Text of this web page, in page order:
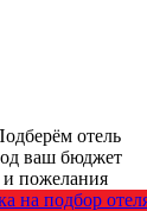
отель
ваш бюджет
и пожелания
на подбор